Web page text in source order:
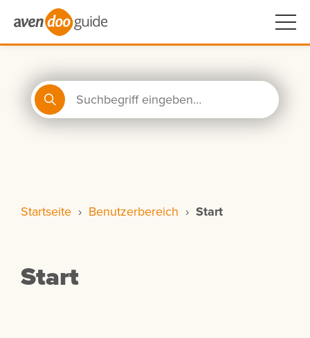
Startseite › Benutzerbereich › Start
Start